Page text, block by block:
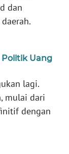
dan
Politik Uang
lagi.
mulai dari
dengan